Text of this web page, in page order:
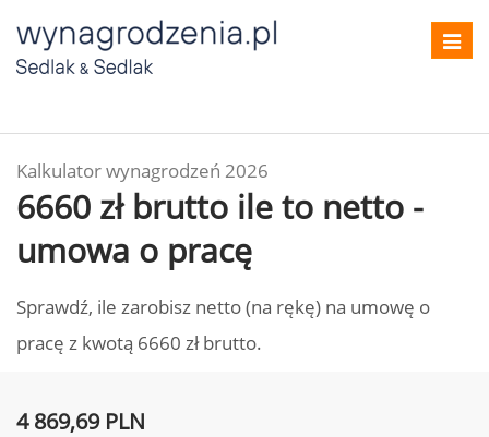
Kalkulator wynagrodzeń 2026
6660 zł brutto ile to netto -
umowa o pracę
Sprawdź, ile zarobisz netto (na rękę) na umowę o
pracę z kwotą 6660 zł brutto.
4 869,69 PLN